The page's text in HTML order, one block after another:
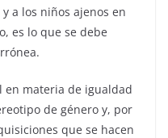
a los niños ajenos en
es lo que se debe
en materia de igualdad
de género y, por
que se hacen